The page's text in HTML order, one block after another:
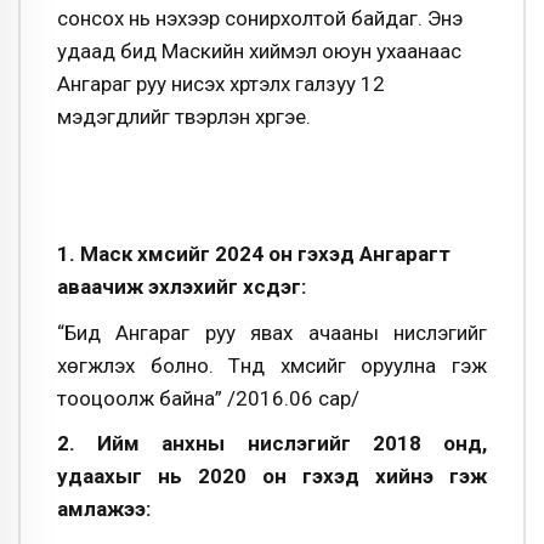
сонсох нь үнэхээр сонирхолтой байдаг. Энэ
удаад бид Маскийн хиймэл оюун ухаанаас
Ангараг руу нисэх хүртэлх галзуу 12
мэдэгдлийг түүвэрлэн хүргэе.
1. Маск хүмүүсийг 2024 он гэхэд Ангарагт
аваачиж эхлэхийг хүсдэг:
“Бид Ангараг руу явах ачааны нислэгийг
хөгжүүлэх болно. Түүнд хүмүүсийг оруулна гэж
тооцоолж байна” /2016.06 сар/
2. Ийм анхны нислэгийг 2018 онд,
удаахыг нь 2020 он гэхэд хийнэ гэж
амлажээ: